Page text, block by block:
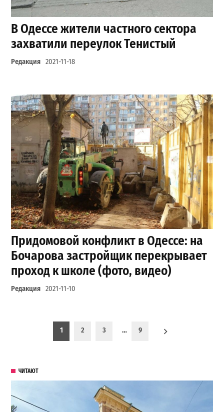
В Одессе жители частного сектора
захватили переулок Тенистый
Редакция 2021-11-18
Придомовой конфликт в Одессе: на
Бочарова застройщик перекрывает
проход к школе (фото, видео)
Редакция 2021-11-10
Пагинация записей
1 2 3 … 9
ЧИТАЮТ